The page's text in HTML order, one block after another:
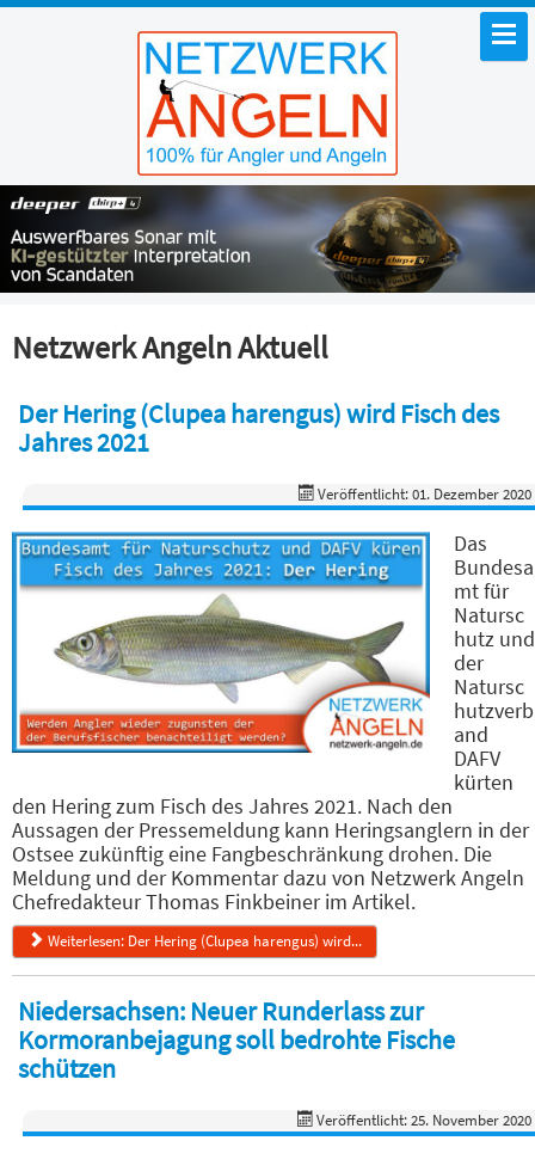
Netzwerk Angeln Aktuell
Der Hering (Clupea harengus) wird Fisch des
Jahres 2021
Veröffentlicht: 01. Dezember 2020
Das
Bundesa
mt für
Natursc
hutz und
der
Natursc
hutzverb
and
DAFV
kürten
den Hering zum Fisch des Jahres 2021. Nach den
Aussagen der Pressemeldung kann Heringsanglern in der
Ostsee zukünftig eine Fangbeschränkung drohen. Die
Meldung und der Kommentar dazu von Netzwerk Angeln
Chefredakteur Thomas Finkbeiner im Artikel.
Weiterlesen: Der Hering (Clupea harengus) wird...
Niedersachsen: Neuer Runderlass zur
Kormoranbejagung soll bedrohte Fische
schützen
Veröffentlicht: 25. November 2020